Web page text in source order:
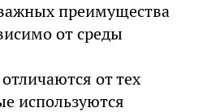
преимущества
от среды
от тех
используются